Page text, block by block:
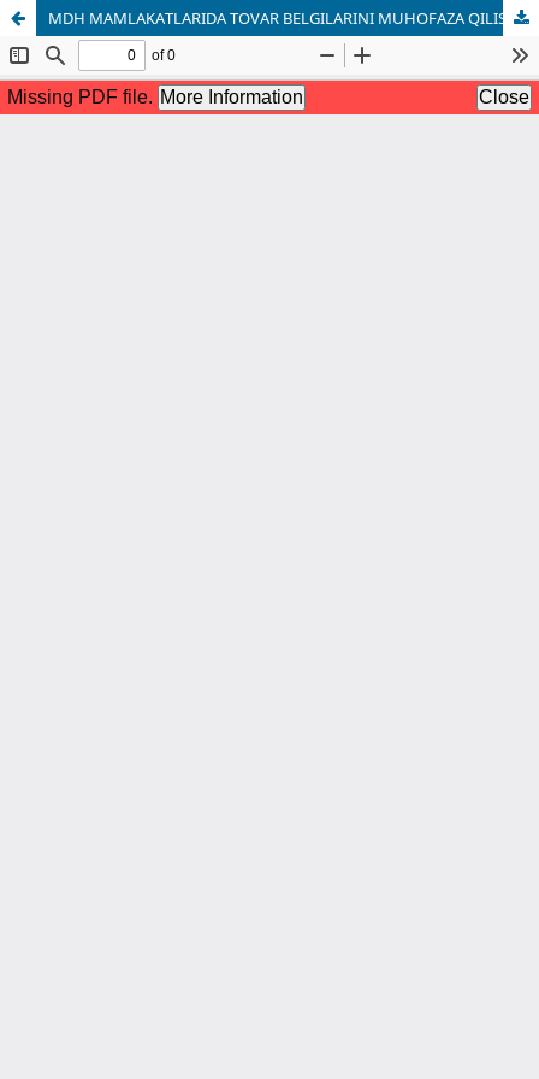
MDH MAMLAKATLARIDA TOVAR BELGILARINI MUHOFAZA QILISHDA INNOVATSION TEXNOLOGIYALARNI JORIY ETISHNING ISTIQBOLLARI